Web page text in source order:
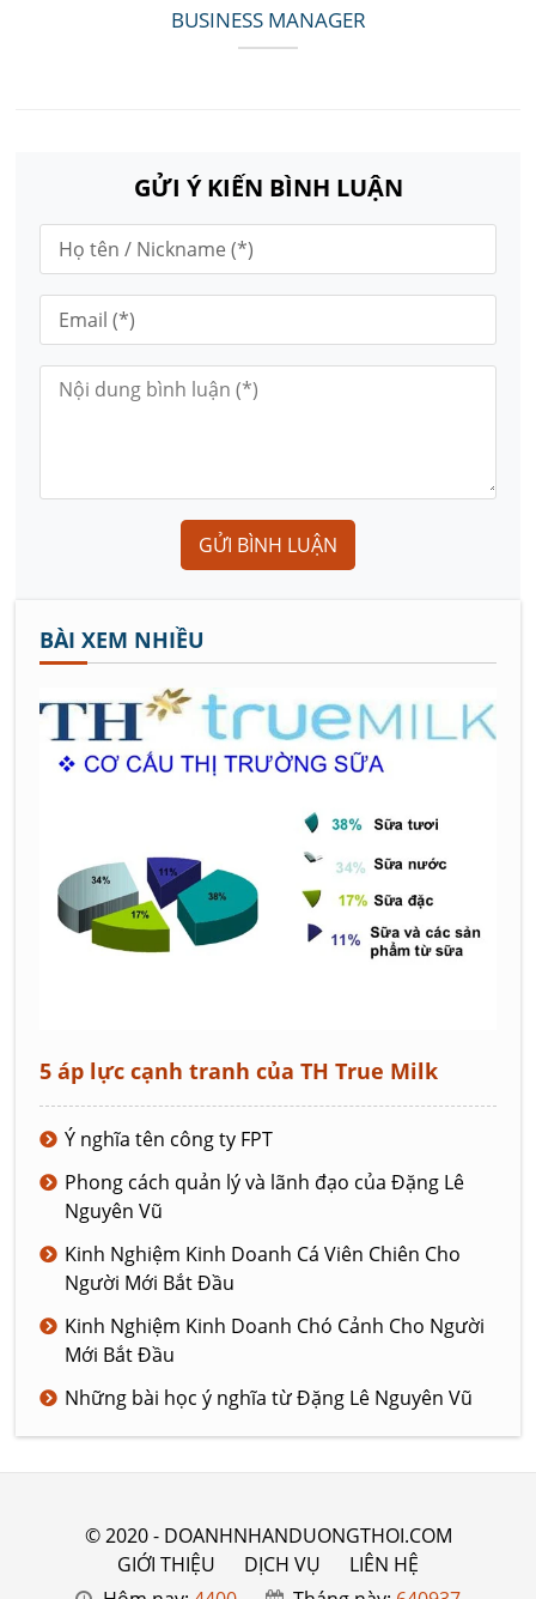
BUSINESS MANAGER
GỬI Ý KIẾN BÌNH LUẬN
GỬI BÌNH LUẬN
BÀI XEM NHIỀU
5 áp lực cạnh tranh của TH True Milk
Ý nghĩa tên công ty FPT
Phong cách quản lý và lãnh đạo của Đặng Lê
Nguyên Vũ
Kinh Nghiệm Kinh Doanh Cá Viên Chiên Cho
Người Mới Bắt Đầu
Kinh Nghiệm Kinh Doanh Chó Cảnh Cho Người
Mới Bắt Đầu
Những bài học ý nghĩa từ Đặng Lê Nguyên Vũ
© 2020 - DOANHNHANDUONGTHOI.COM
GIỚI THIỆU
DỊCH VỤ
LIÊN HỆ